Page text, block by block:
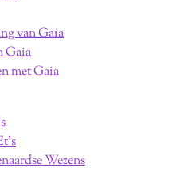
van Gaia
Gaia
met Gaia
Wezens